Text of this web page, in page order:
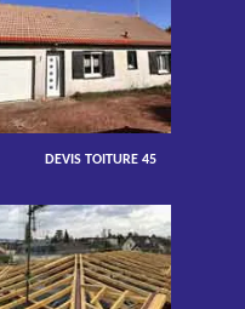
DEVIS TOITURE 45